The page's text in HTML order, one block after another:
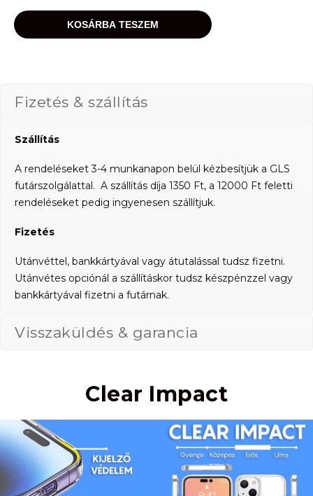
KOSÁRBA TESZEM
Fizetés & szállítás
Szállítás
A rendeléseket 3-4 munkanapon belül kézbesítjük a GLS
futárszolgálattal. A szállítás díja 1350 Ft, a 12000 Ft feletti
rendeléseket pedig ingyenesen szállítjuk.
Fizetés
Utánvéttel, bankkártyával vagy átutalással tudsz fizetni.
Utánvétes opciónál a szállításkor tudsz készpénzzel vagy
bankkártyával fizetni a futárnak.
Visszaküldés & garancia
Clear Impact